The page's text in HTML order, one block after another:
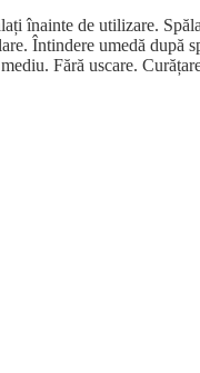
înainte de utilizare.
Întindere umedă după
Fără uscare.